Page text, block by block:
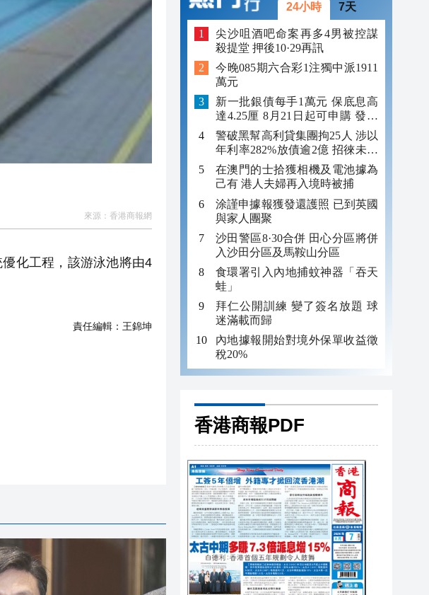
來源： 香港商報網
化工程，該游泳池將由4
責任編輯： 王錦坤
24小時 7天
尖沙咀酒吧命案再多4男被控謀
殺提堂 押後10·29再訊
今晚085期六合彩1注獨中派1911
萬元
新一批銀債每手1萬元 保底息高
達4.25厘 8月21日起可申購 發行
金額最多550億
警破黑幫高利貸集團拘25人 涉以
年利率282%放債逾2億 招徠未成
年追數
在澳門的士拾獲相機及電池據為
己有 港人夫婦再入境時被捕
涂謹申據報獲發還護照 已到英國
與家人團聚
沙田警區8·30合併 田心分區將併
入沙田分區及馬鞍山分區
食環署引入內地捕蚊神器「吞天
蛙」
拜仁公開訓練 變了簽名放題 球
迷滿載而歸
內地據報開始對境外保單收益徵
稅20%
香港商報PDF